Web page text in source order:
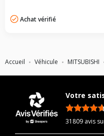
Accueil Véhicule MITSUBISHI
Achat vérifié
Votre
31809 avis